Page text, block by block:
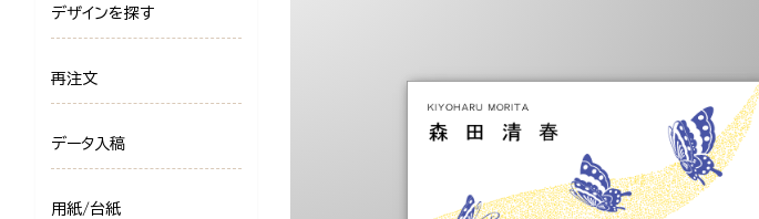
デザインを探す
再注文
データ入稿
用紙/台紙